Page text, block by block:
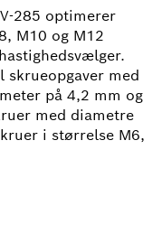
285 optimerer
M10 og M12
med
på 4,2 mm og
med diametre
i størrelse M6,